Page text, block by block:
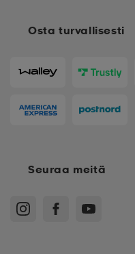
Osta turvallisesti
Seuraa meitä